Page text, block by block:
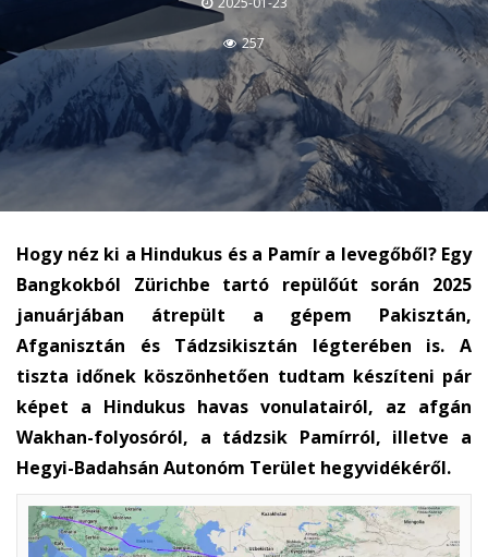
257
Hogy néz ki a Hindukus és a Pamír a levegőből? Egy
Bangkokból Zürichbe tartó repülőút során 2025
januárjában átrepült a gépem Pakisztán,
Afganisztán és Tádzsikisztán légterében is. A
tiszta időnek köszönhetően tudtam készíteni pár
képet a Hindukus havas vonulatairól, az afgán
Wakhan-folyosóról, a tádzsik Pamírról, illetve a
Hegyi-Badahsán Autonóm Terület hegyvidékéről.